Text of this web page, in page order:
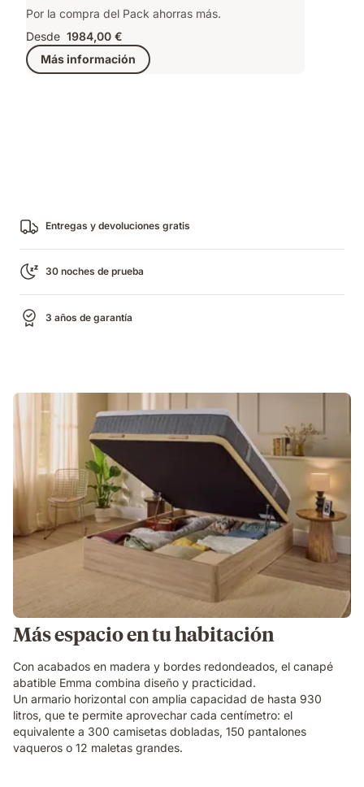
Por la compra del Pack ahorras más.
Desde 1984,00 €
Más información
Entregas y devoluciones gratis
30 noches de prueba
3 años de garantía
Más espacio en tu habitación
Con acabados en madera y bordes redondeados, el canapé
abatible Emma combina diseño y practicidad.
Un armario horizontal con amplia capacidad de hasta 930
litros, que te permite aprovechar cada centímetro: el
equivalente a 300 camisetas dobladas, 150 pantalones
vaqueros o 12 maletas grandes.